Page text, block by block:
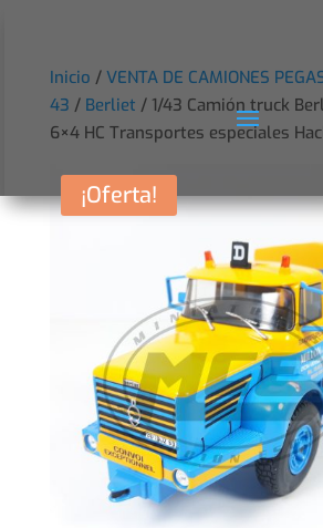
Inicio / VENTA DE CAMIONES
43 / Berliet / 1/43 Camión truck
6×4 HC Transportes especiales
¡Oferta!